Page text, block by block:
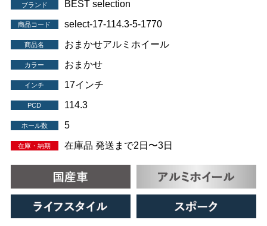
ブランド BEST selection
商品コード select-17-114.3-5-1770
商品名 おまかせアルミホイール
カラー おまかせ
インチ 17インチ
PCD 114.3
ホール数 5
在庫・納期 在庫品 発送まで2日〜3日